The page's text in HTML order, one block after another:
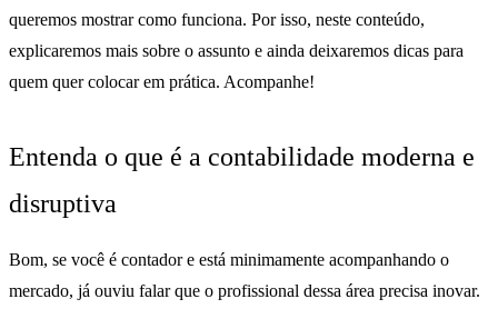
queremos mostrar como funciona. Por isso, neste conteúdo,
explicaremos mais sobre o assunto e ainda deixaremos dicas para
quem quer colocar em prática. Acompanhe!
Entenda o que é a contabilidade moderna e
disruptiva
Bom, se você é contador e está minimamente acompanhando o
mercado, já ouviu falar que o profissional dessa área precisa inovar.